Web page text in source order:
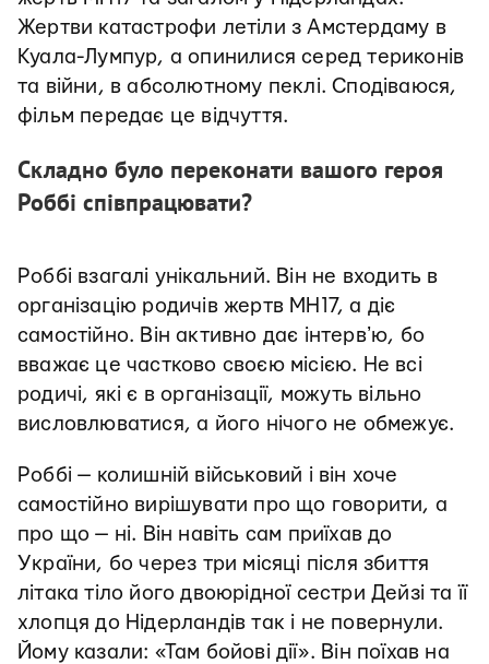
Жертви катастрофи летіли з Амстердаму в
Куала-Лумпур, а опинилися серед териконів
та війни, в абсолютному пеклі. Сподіваюся,
фільм передає це відчуття.
Складно було переконати вашого героя
Роббі співпрацювати?
Роббі взагалі унікальний. Він не входить в
організацію родичів жертв MH17, а діє
самостійно. Він активно дає інтервʼю, бо
вважає це частково своєю місією. Не всі
родичі, які є в організації, можуть вільно
висловлюватися, а його нічого не обмежує.
Роббі — колишній військовий і він хоче
самостійно вирішувати про що говорити, а
про що — ні. Він навіть сам приїхав до
України, бо через три місяці після збиття
літака тіло його двоюрідної сестри Дейзі та її
хлопця до Нідерландів так і не повернули.
Йому казали: «Там бойові дії». Він поїхав на